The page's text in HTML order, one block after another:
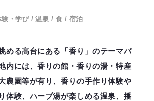
験・学び/温泉 / 食 / 宿泊
める高台にある「香り」のテーマパ
内には、香りの館・香りの湯・特産
農園等が有り、香りの手作り体験や
体験、ハーブ湯が楽しめる温泉、播